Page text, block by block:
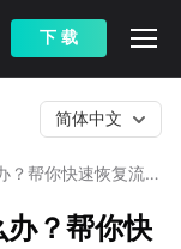
下 载
？帮你快速恢复流畅
简体中文
？帮你快